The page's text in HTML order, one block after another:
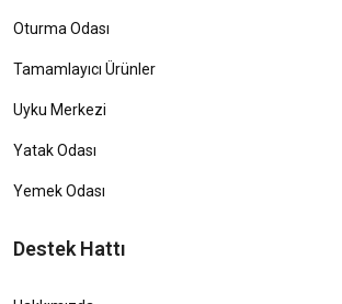
Oturma Odası
Tamamlayıcı Ürünler
Uyku Merkezi
Yatak Odası
Yemek Odası
Destek Hattı